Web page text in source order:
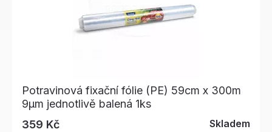
Potravinová fixační fólie (PE) 59cm x 300m
9µm jednotlivě balená 1ks
359 Kč
Skladem